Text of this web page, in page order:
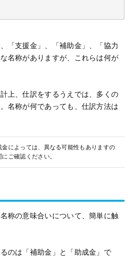
「支援金」、「補助金」、「協力
名称がありますが、これらは何が
上、仕訳をするうえでは、多くの
名称が何であっても、仕訳方法は
によっては、異なる可能性もありますの
ご確認ください。
称の意味合いについて、簡単に触
のは「補助金」と「助成金」で